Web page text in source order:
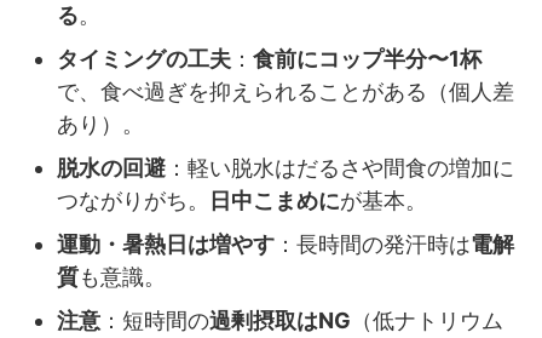
る。
タイミングの工夫 ： 食前にコップ半分〜1杯
で、食べ過ぎを抑えられることがある（個人差
あり）。
脱水の回避 ：軽い脱水はだるさや間食の増加に
つながりがち。
日中こまめにが基本。
運動・暑熱日は増やす ：長時間の発汗時は電解
質も意識。
注意 ：短時間の過剰摂取はNG （低ナトリウム